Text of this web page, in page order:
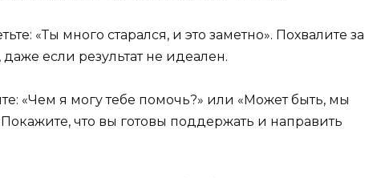
«Ты много старался, и это заметно». Похвалите за
если результат не идеален.
«Чем я могу тебе помочь?» или «Может быть, мы
что вы готовы поддержать и направить